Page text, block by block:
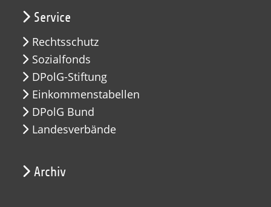
Service
Rechtsschutz
Sozialfonds
DPolG-Stiftung
Einkommenstabellen
DPolG Bund
Landesverbände
Archiv